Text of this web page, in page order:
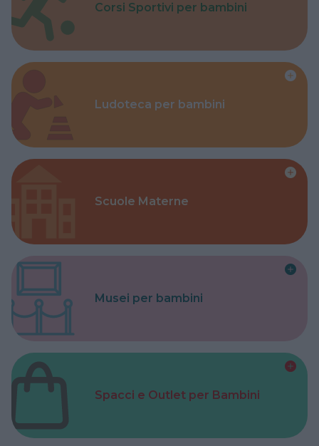
Corsi Sportivi per bambini
Ludoteca per bambini
Scuole Materne
Musei per bambini
Spacci e Outlet per Bambini